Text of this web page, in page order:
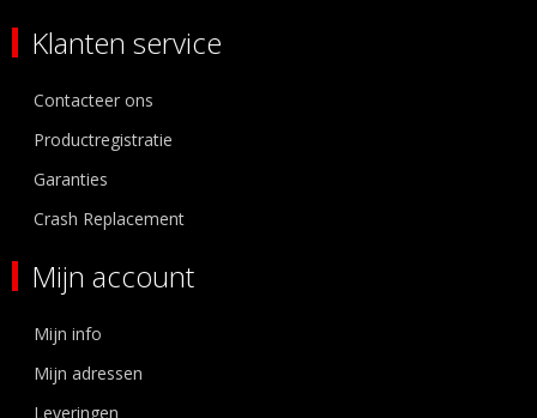
Klanten service
Contacteer ons
Productregistratie
Garanties
Crash Replacement
Mijn account
Mijn info
Mijn adressen
Leveringen